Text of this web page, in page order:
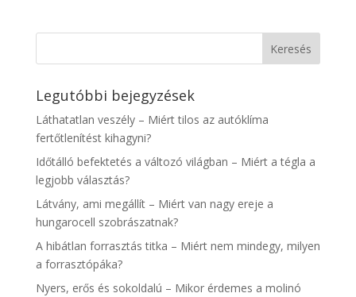
Legutóbbi bejegyzések
Láthatatlan veszély – Miért tilos az autóklíma
fertőtlenítést kihagyni?
Időtálló befektetés a változó világban – Miért a tégla a
legjobb választás?
Látvány, ami megállít – Miért van nagy ereje a
hungarocell szobrászatnak?
A hibátlan forrasztás titka – Miért nem mindegy, milyen
a forrasztópáka?
Nyers, erős és sokoldalú – Mikor érdemes a molinó